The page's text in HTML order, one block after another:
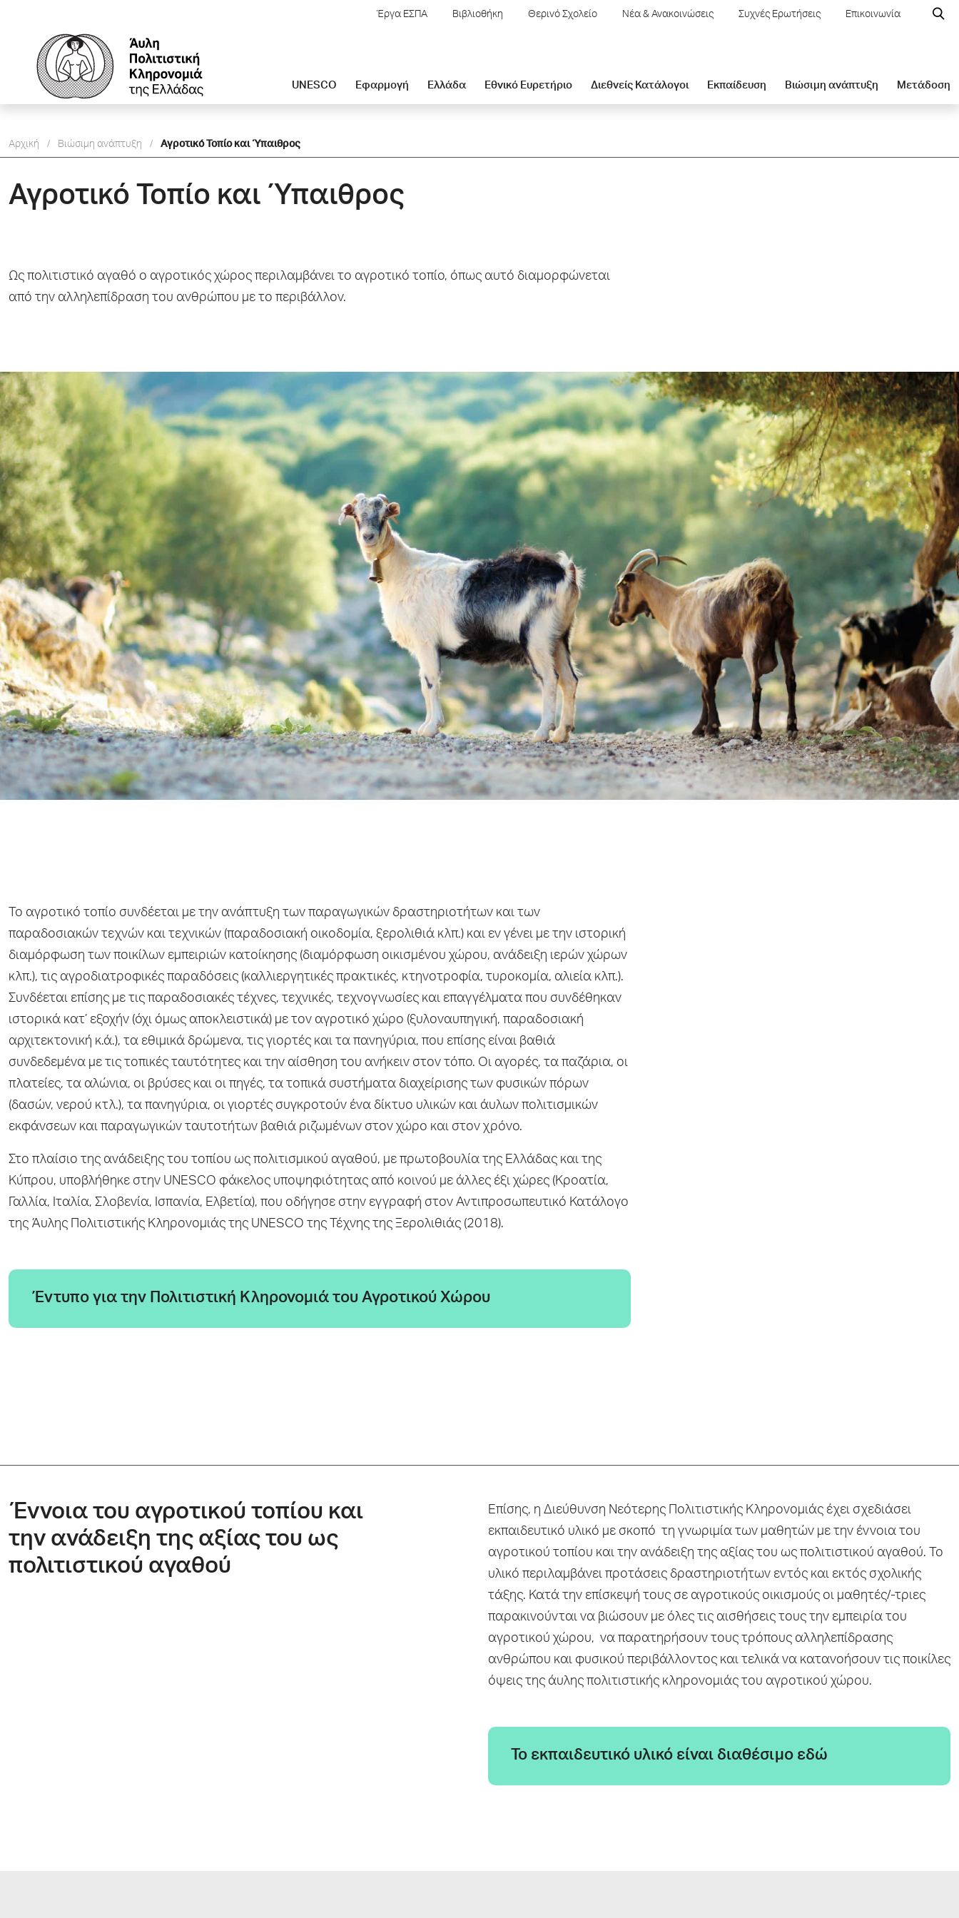
Έργα ΕΣΠΑ Βιβλιοθήκη Θερινό Σχολείο Νέα & Ανακοινώσεις Συχνές Ερωτήσεις Επικοινωνία
UNESCO Εφαρμογή Ελλάδα Εθνικό Ευρετήριο Διεθνείς Κατάλογοι Εκπαίδευση Βιώσιμη ανάπτυξη Μετάδοση
Αρχική / Βιώσιμη ανάπτυξη / Αγροτικό Τοπίο και Ύπαιθρος
Αγροτικό Τοπίο και Ύπαιθρος
Ως πολιτιστικό αγαθό ο αγροτικός χώρος περιλαμβάνει το αγροτικό τοπίο, όπως αυτό διαμορφώνεται
από την αλληλεπίδραση του ανθρώπου με το περιβάλλον.
Το αγροτικό τοπίο συνδέεται με την ανάπτυξη των παραγωγικών δραστηριοτήτων και των
παραδοσιακών τεχνών και τεχνικών (παραδοσιακή οικοδομία, ξερολιθιά κλπ.) και εν γένει με την ιστορική
διαμόρφωση των ποικίλων εμπειριών κατοίκησης (διαμόρφωση οικισμένου χώρου, ανάδειξη ιερών χώρων
κλπ.), τις αγροδιατροφικές παραδόσεις (καλλιεργητικές πρακτικές, κτηνοτροφία, τυροκομία, αλιεία κλπ.).
Συνδέεται επίσης με τις παραδοσιακές τέχνες, τεχνικές, τεχνογνωσίες και επαγγέλματα που συνδέθηκαν
ιστορικά κατ’ εξοχήν (όχι όμως αποκλειστικά) με τον αγροτικό χώρο (ξυλοναυπηγική, παραδοσιακή
αρχιτεκτονική κ.ά.), τα εθιμικά δρώμενα, τις γιορτές και τα πανηγύρια, που επίσης είναι βαθιά
συνδεδεμένα με τις τοπικές ταυτότητες και την αίσθηση του ανήκειν στον τόπο. Οι αγορές, τα παζάρια, οι
πλατείες, τα αλώνια, οι βρύσες και οι πηγές, τα τοπικά συστήματα διαχείρισης των φυσικών πόρων
(δασών, νερού κτλ.), τα πανηγύρια, οι γιορτές συγκροτούν ένα δίκτυο υλικών και άυλων πολιτισμικών
εκφάνσεων και παραγωγικών ταυτοτήτων βαθιά ριζωμένων στον χώρο και στον χρόνο.
Στο πλαίσιο της ανάδειξης του τοπίου ως πολιτισμικού αγαθού, με πρωτοβουλία της Ελλάδας και της
Κύπρου, υποβλήθηκε στην UNESCO φάκελος υποψηφιότητας από κοινού με άλλες έξι χώρες (Κροατία,
Γαλλία, Ιταλία, Σλοβενία, Ισπανία, Ελβετία), που οδήγησε στην εγγραφή στον Αντιπροσωπευτικό Κατάλογο
της Άυλης Πολιτιστικής Κληρονομιάς της UNESCO της Τέχνης της Ξερολιθιάς (2018).
Έντυπο για την Πολιτιστική Κληρονομιά του Αγροτικού Χώρου
Έννοια του αγροτικού τοπίου και
την ανάδειξη της αξίας του ως
πολιτιστικού αγαθού
Επίσης, η Διεύθυνση Νεότερης Πολιτιστικής Κληρονομιάς έχει σχεδιάσει
εκπαιδευτικό υλικό με σκοπό τη γνωριμία των μαθητών με την έννοια του
αγροτικού τοπίου και την ανάδειξη της αξίας του ως πολιτιστικού αγαθού. Το
υλικό περιλαμβάνει προτάσεις δραστηριοτήτων εντός και εκτός σχολικής
τάξης. Κατά την επίσκεψή τους σε αγροτικούς οικισμούς οι μαθητές/-τριες
παρακινούνται να βιώσουν με όλες τις αισθήσεις τους την εμπειρία του
αγροτικού χώρου, να παρατηρήσουν τους τρόπους αλληλεπίδρασης
ανθρώπου και φυσικού περιβάλλοντος και τελικά να κατανοήσουν τις ποικίλες
όψεις της άυλης πολιτιστικής κληρονομιάς του αγροτικού χώρου.
Το εκπαιδευτικό υλικό είναι διαθέσιμο εδώ